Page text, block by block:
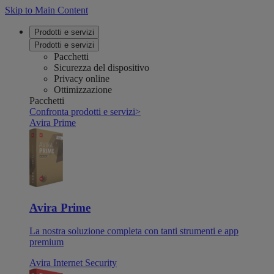
Skip to Main Content
Prodotti e servizi
Prodotti e servizi
Pacchetti
Sicurezza del dispositivo
Privacy online
Ottimizzazione
Pacchetti
Confronta prodotti e servizi>
Avira Prime
Avira Prime
La nostra soluzione completa con tanti strumenti e app
premium
Avira Internet Security